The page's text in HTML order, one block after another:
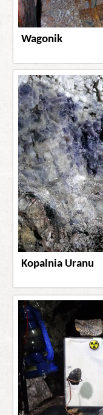
Wagonik
Kopalnia Uranu